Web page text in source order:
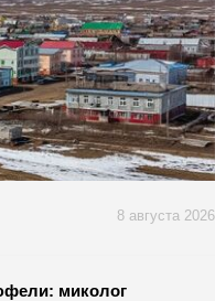
8 августа 2026
миколог